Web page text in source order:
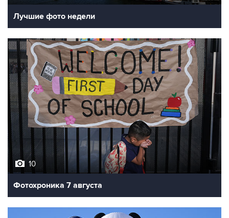
Лучшие фото недели
10
Фотохроника 7 августа